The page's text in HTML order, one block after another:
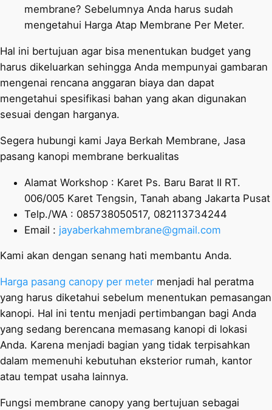
membrane? Sebelumnya Anda harus sudah
mengetahui Harga Atap Membrane Per Meter.
Hal ini bertujuan agar bisa menentukan budget yang
harus dikeluarkan sehingga Anda mempunyai gambaran
mengenai rencana anggaran biaya dan dapat
mengetahui spesifikasi bahan yang akan digunakan
sesuai dengan harganya.
Segera hubungi kami Jaya Berkah Membrane, Jasa
pasang kanopi membrane berkualitas
Alamat Workshop : Karet Ps. Baru Barat II RT.
006/005 Karet Tengsin, Tanah abang Jakarta Pusat
Telp./WA : 085738050517, 082113734244
Email : jayaberkahmembrane@gmail.com
Kami akan dengan senang hati membantu Anda.
Harga pasang canopy per meter menjadi hal peratma
yang harus diketahui sebelum menentukan pemasangan
kanopi. Hal ini tentu menjadi pertimbangan bagi Anda
yang sedang berencana memasang kanopi di lokasi
Anda. Karena menjadi bagian yang tidak terpisahkan
dalam memenuhi kebutuhan eksterior rumah, kantor
atau tempat usaha lainnya.
Fungsi membrane canopy yang bertujuan sebagai